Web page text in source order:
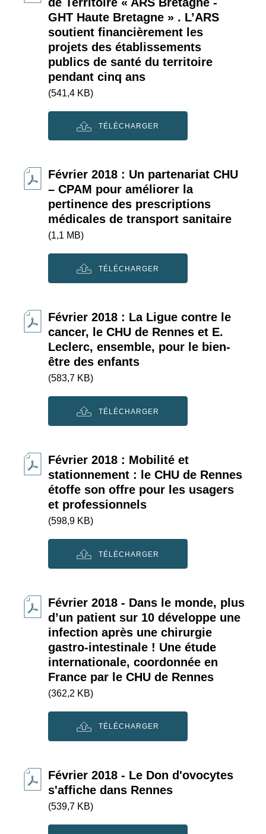
GHT Haute Bretagne » . L’ARS
soutient financièrement les
projets des établissements
publics de santé du territoire
pendant cinq ans
(541,4 KB)
TÉLÉCHARGER
Février 2018 : Un partenariat CHU
– CPAM pour améliorer la
pertinence des prescriptions
médicales de transport sanitaire
(1,1 MB)
TÉLÉCHARGER
Février 2018 : La Ligue contre le
cancer, le CHU de Rennes et E.
Leclerc, ensemble, pour le bien-
être des enfants
(583,7 KB)
TÉLÉCHARGER
Février 2018 : Mobilité et
stationnement : le CHU de Rennes
étoffe son offre pour les usagers
et professionnels
(598,9 KB)
TÉLÉCHARGER
Février 2018 - Dans le monde, plus
d’un patient sur 10 développe une
infection après une chirurgie
gastro-intestinale ! Une étude
internationale, coordonnée en
France par le CHU de Rennes
(362,2 KB)
TÉLÉCHARGER
Février 2018 - Le Don d'ovocytes
s'affiche dans Rennes
(539,7 KB)